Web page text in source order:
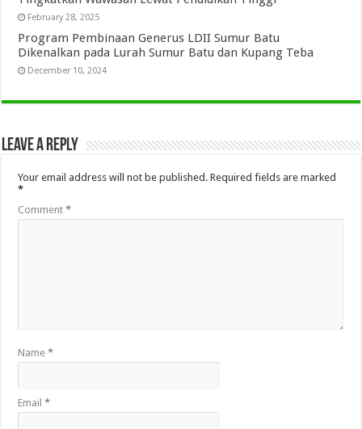
February 28, 2025
Program Pembinaan Generus LDII Sumur Batu
Dikenalkan pada Lurah Sumur Batu dan Kupang Teba
December 10, 2024
Leave a Reply
Your email address will not be published. Required fields are marked
*
Comment*
Name*
Email*